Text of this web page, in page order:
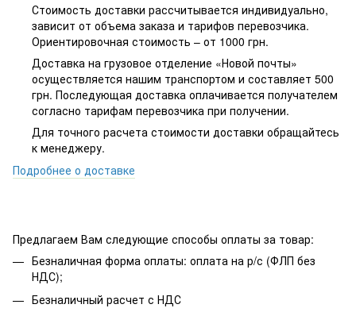
Стоимость доставки рассчитывается индивидуально,
зависит от объема заказа и тарифов перевозчика.
Ориентировочная стоимость – от 1000 грн.
Доставка на грузовое отделение «Новой почты»
осуществляется нашим транспортом и составляет 500
грн. Последующая доставка оплачивается получателем
согласно тарифам перевозчика при получении.
Для точного расчета стоимости доставки обращайтесь
к менеджеру.
Подробнее о доставке
Предлагаем Вам следующие способы оплаты за товар:
Безналичная форма оплаты: оплата на р/с (ФЛП без
НДС);
Безналичный расчет с НДС